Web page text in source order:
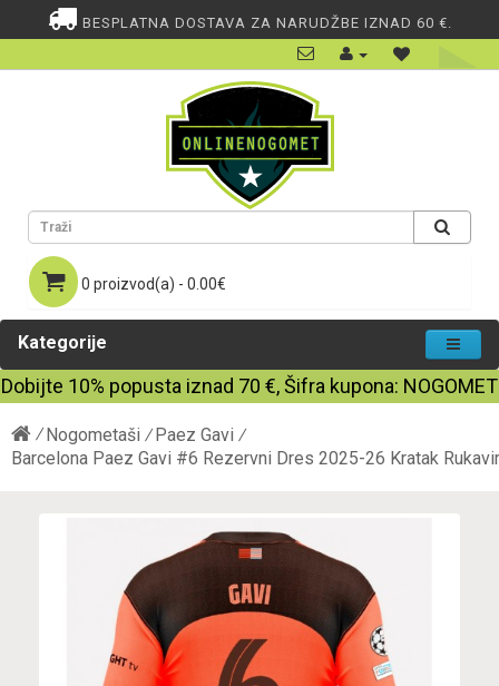
BESPLATNA DOSTAVA ZA NARUDŽBE IZNAD 60 €.
0 proizvod(a) - 0.00€
Kategorije
Dobijte 10% popusta iznad 70 €, Šifra kupona: NOGOMET
Nogometaši
Paez Gavi
Barcelona Paez Gavi #6 Rezervni Dres 2025-26 Kratak